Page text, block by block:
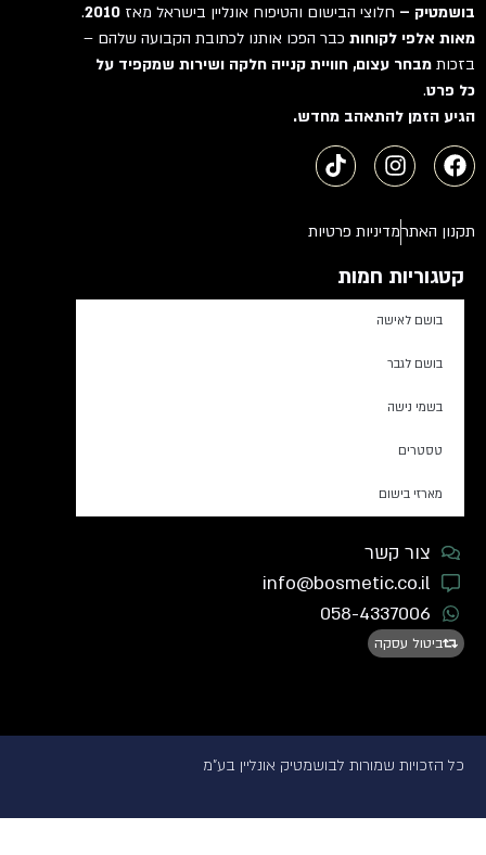
בושמטיק –חלוצי הבישום והטיפוח אונליין בישראל מאז2010
.
מאות אלפי לקוחותכבר הפכו אותנו לכתובת הקבועה שלהם –
בזכותמבחר עצום, חוויית קנייה חלקה ושירות שמקפיד על
כל פרט.
הגיע הזמן להתאהב מחדש.
תקנון האתרמדיניות פרטיות
קטגוריות חמות
בושם לאישה
בושם לגבר
בשמי נישה
טסטרים
מארזי בישום
צור קשר
info@bosmetic.co.il
058-4337006
ביטול עסקה
כל הזכויות שמורות לבושמטיק אונליין בע"מ